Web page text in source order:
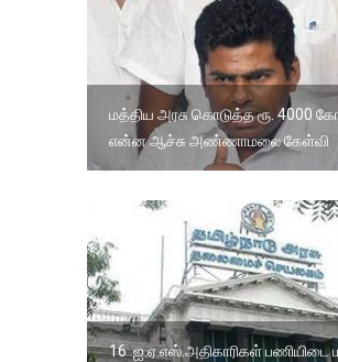
மத்திய அரசு கொடுத்த ரூ. 4000
என்ன ஆச்சு அண்ணாமலை கேள்வி
16 ஐ.ஏ.எஸ்.அதிகாரிகள் பணியிடை